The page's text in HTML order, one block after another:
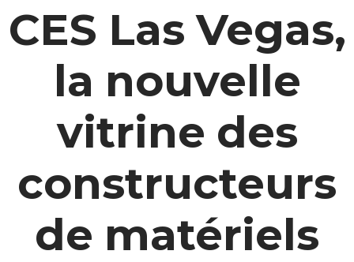
CES Las Vegas,
la nouvelle
vitrine des
constructeurs
de matériels